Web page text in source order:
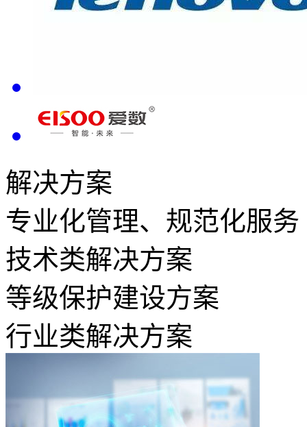
解决方案
专业化管理、规范化服务
技术类解决方案
等级保护建设方案
行业类解决方案